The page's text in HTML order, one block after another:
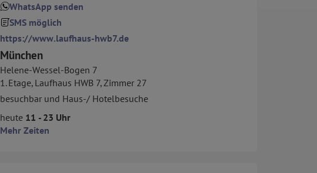
WhatsApp senden
SMS möglich
https://www.laufhaus-hwb7.de
München
Helene-Wessel-Bogen 7
1. Etage, Laufhaus HWB 7, Zimmer 27
besuchbar und Haus-/ Hotelbesuche
heute 11 - 23 Uhr
Mehr Zeiten